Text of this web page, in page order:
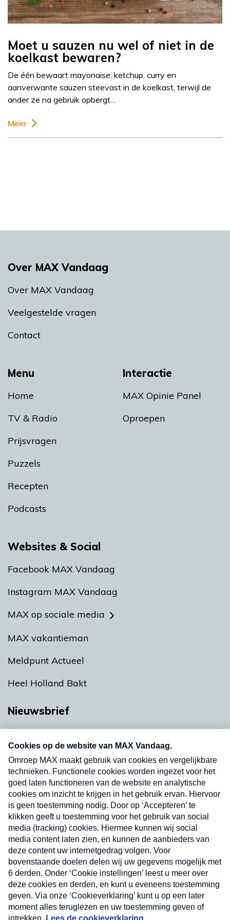
Moet u sauzen nu wel of niet in de
koelkast bewaren?
De één bewaart mayonaise, ketchup, curry en
aanverwante sauzen steevast in de koelkast, terwijl de
ander ze na gebruik opbergt…
Meer
Menu
Home
TV & Radio
Prijsvragen
Puzzels
Recepten
Podcasts
Interactie
MAX Opinie Panel
Oproepen
Over MAX Vandaag
Over MAX Vandaag
Veelgestelde vragen
Contact
Websites & Social
Facebook MAX Vandaag
Instagram MAX Vandaag
MAX op sociale media
MAX vakantieman
Meldpunt Actueel
Heel Holland Bakt
Nieuwsbrief
Neem hier een gratis abonnement op onze
nieuwsbrief. Elke vrijdag- en dinsdagochtend in
uw mailbox.
Verzend
Nieuwsbrief
Neem hier een gratis abonnement op onze
nieuwsbrief. Elke vrijdag- en dinsdagochtend in uw